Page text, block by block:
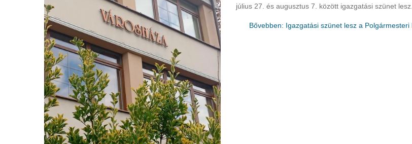
július 27. és augusztus 7. között igazgatási szünet lesz.
Bővebben: Igazgatási szünet lesz a